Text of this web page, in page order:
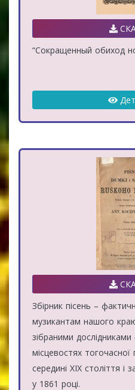
“Сокращенный обиход
Збірник пісень –
музикантам нашого краю
зібраними
місцевостях тогочасної
середині ХІХ століття і
у 1861 році.